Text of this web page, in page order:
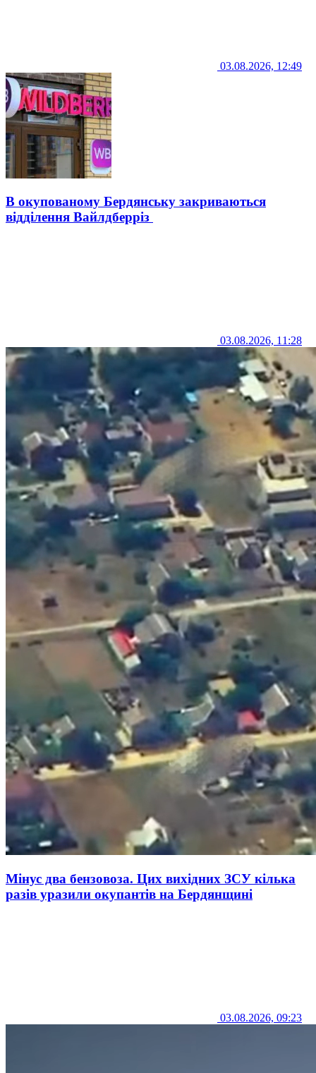
03.08.2026, 12:49
В окупованому Бердянську закриваються
відділення Вайлдберріз
03.08.2026, 11:28
Мінус два бензовоза. Цих вихідних ЗСУ кілька
разів уразили окупантів на Бердянщині
03.08.2026, 09:23